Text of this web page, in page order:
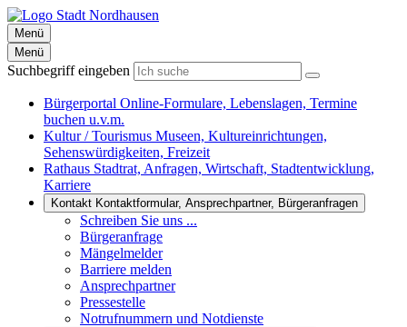
Menü
Menü
Suchbegriff eingeben
Bürgerportal Online-Formulare, Lebenslagen, Termine
buchen u.v.m.
Kultur / Tourismus Museen, Kultureinrichtungen,
Sehenswürdigkeiten, Freizeit
Rathaus Stadtrat, Anfragen, Wirtschaft, Stadtentwicklung,
Karriere
Kontakt Kontaktformular, Ansprechpartner, Bürgeranfragen
Schreiben Sie uns ...
Bürgeranfrage
Mängelmelder
Barriere melden
Ansprechpartner
Pressestelle
Notrufnummern und Notdienste